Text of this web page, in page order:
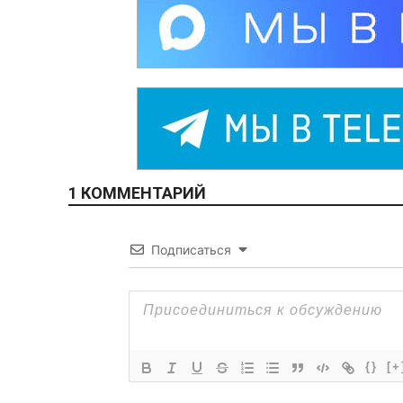
1 КОММЕНТАРИЙ
Подписаться
{}